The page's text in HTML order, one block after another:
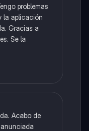
problemas
la aplicación
Gracias a
Se la
Acabo de